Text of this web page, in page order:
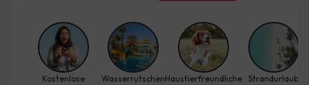
Kostenlose
WasserrutschenHaustierfreundliche Strandurlaub